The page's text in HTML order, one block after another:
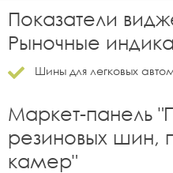
Показатели
Рыночные
Шины для легковых
Маркет-панель "
резиновых шин,
камер"